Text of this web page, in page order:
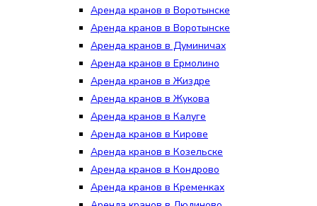
Аренда кранов в Воротынске
Аренда кранов в Воротынске
Аренда кранов в Думиничах
Аренда кранов в Ермолино
Аренда кранов в Жиздре
Аренда кранов в Жукова
Аренда кранов в Калуге
Аренда кранов в Кирове
Аренда кранов в Козельске
Аренда кранов в Кондрово
Аренда кранов в Кременках